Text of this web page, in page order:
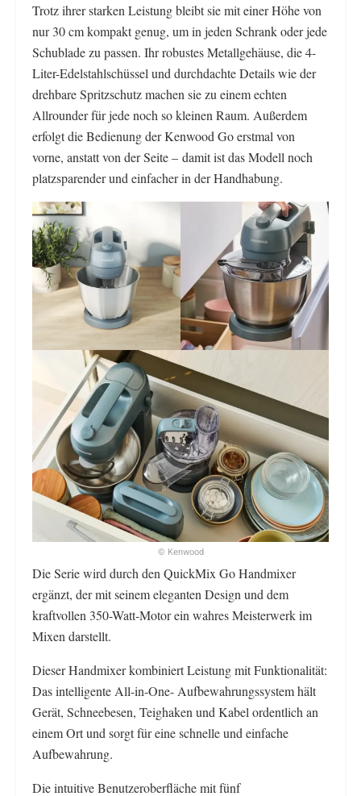
Trotz ihrer starken Leistung bleibt sie mit einer Höhe von
nur 30 cm kompakt genug, um in jeden Schrank oder jede
Schublade zu passen. Ihr robustes Metallgehäuse, die 4-
Liter-Edelstahlschüssel und durchdachte Details wie der
drehbare Spritzschutz machen sie zu einem echten
Allrounder für jede noch so kleinen Raum. Außerdem
erfolgt die Bedienung der Kenwood Go erstmal von
vorne, anstatt von der Seite – damit ist das Modell noch
platzsparender und einfacher in der Handhabung.
© Kenwood
Die Serie wird durch den QuickMix Go Handmixer
ergänzt, der mit seinem eleganten Design und dem
kraftvollen 350-Watt-Motor ein wahres Meisterwerk im
Mixen darstellt.
Dieser Handmixer kombiniert Leistung mit Funktionalität:
Das intelligente All-in-One- Aufbewahrungssystem hält
Gerät, Schneebesen, Teighaken und Kabel ordentlich an
einem Ort und sorgt für eine schnelle und einfache
Aufbewahrung.
Die intuitive Benutzeroberfläche mit fünf